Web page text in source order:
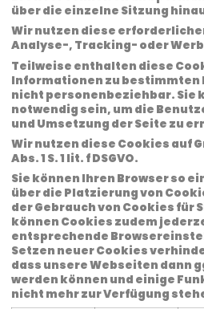
über die einzelne Sitzung
Wir nutzen diese
Analyse-, Tracking- oder
Teilweise enthalten diese
Informationen zu bestimmten
nicht personenbeziehbar. Sie
notwendig sein, um die
und Umsetzung der Seite zu
Wir nutzen diese Cookies auf
Abs. 1 S. 1 lit. f DSGVO.
Sie können Ihren Browser so
über die Platzierung von
der Gebrauch von Cookies für
können Cookies zudem
entsprechende
Setzen neuer Cookies
dass unsere Webseiten dann
werden können und einige
nicht mehr zur Verfügung